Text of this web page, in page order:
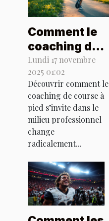
Comment le
coaching de
course à pied
transforme-
t-il le milieu
professionnel
?
Lundi 17 novembre
2025 01:02
Découvrir comment le
coaching de course à
pied s’invite dans le
milieu professionnel
change
radicalement...